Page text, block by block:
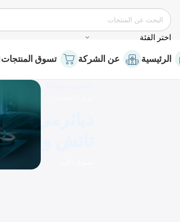
اختر الفئة
الرئيسية عن الشركة تسوق المنتجات